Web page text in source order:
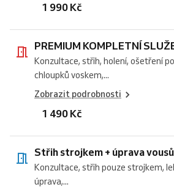
1 990 Kč
PREMIUM KOMPLETNÍ
Konzultace, střih, holení, ošetření
chloupků voskem,...
Zobrazit podrobnosti
1 490 Kč
Střih strojkem + úprava vousů
Konzultace, střih pouze strojkem,
úprava,...